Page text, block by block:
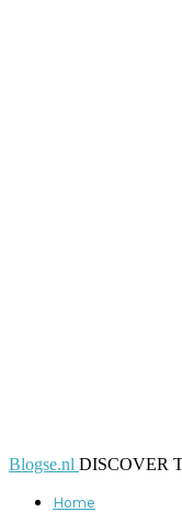
Blogse.nl DISCOVER
Home